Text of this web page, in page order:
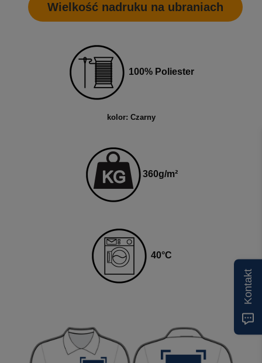
Wielkość nadruku na ubraniach
100% Poliester
kolor: Czarny
360g/m²
40°C
Kontakt